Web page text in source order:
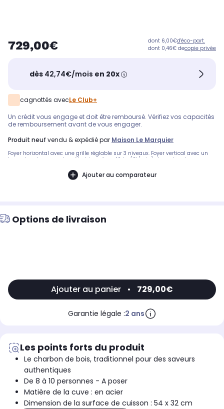
729,00€ dont 6,00€d'éco-part.
dont 0,46€ decopie privée
dès 42,74€/mois en 20x
cagnottés avecLe Club+
Un crédit vous engage et doit être remboursé. Vérifiez vos capacités
de remboursement avant de vous engager.
produit neuf vendu & expédié par Maison Le Marquier
Foyer horizontal avec une grille réglable sur 3 niveaux. Foyer vertical avec un
tournebroche, un moteur électrique force 10 kg (2t/min) et une broche
et tiroir à cendres en version acier coloris noir. Fonctionne au charbon de bois.
Ajouter au comparateur
Options de livraison
Ajouter au panier • 729,00€
Garantie légale :2 ans
Les points forts du produit
Le charbon de bois, traditionnel pour des saveurs
authentiques
De 8 à 10 personnes - A poser
Matière de la cuve : en acier
Dimension de la surface de cuisson : 54 x 32 cm